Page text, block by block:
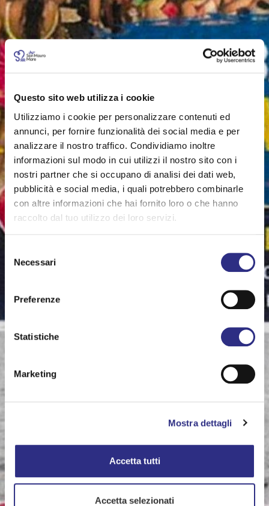
Questo sito web utilizza i cookie
Utilizziamo i cookie per personalizzare contenuti ed
annunci, per fornire funzionalità dei social media e per
analizzare il nostro traffico. Condividiamo inoltre
informazioni sul modo in cui utilizzi il nostro sito con i
nostri partner che si occupano di analisi dei dati web,
pubblicità e social media, i quali potrebbero combinarle
con altre informazioni che hai fornito loro o che hanno
raccolto dal tuo utilizzo dei loro servizi.
delNecessari
Preferenze
Statistiche
Marketing
Mostra dettagli
Accetta tutti
Accetta selezionati